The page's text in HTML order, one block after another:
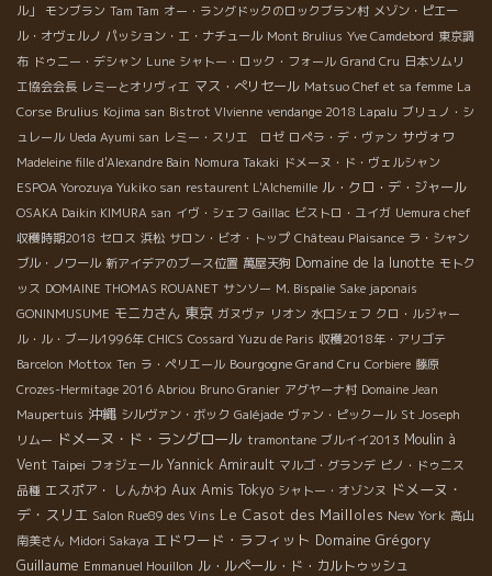
ル」
モンブラン Tam Tam オー・ラングドックのロックブラン村 メゾン・ピエー
ル・オヴェルノ パッション・エ・ナチュール Mont Brulius Yve Camdebord 東京調
布 ドゥニー・デシャン Lune シャトー・ロック・フォール Grand Cru 日本ソムリ
エ協会会長 レミーとオリヴィエ マス・ぺリセール Matsuo Chef et sa femme La
Corse Brulius Kojima san Bistrot VIvienne vendange 2018 Lapalu ブリュノ・シ
ュレール Ueda Ayumi san レミー・スリエ ロゼ ロペラ・デ・ヴァン サヴォワ
Madeleine fille d'Alexandre Bain Nomura Takaki ドメーヌ・ド・ヴェルシャン
ESPOA Yorozuya Yukiko san restaurent L'Alchemille ル・クロ・デ・ジャール
OSAKA Daikin KIMURA san イヴ・シェフ Gaillac ビストロ・ユイガ Uemura chef
収穫時期2018 セロス 浜松 サロン・ビオ・トップ Château Plaisance ラ・シャン
ブル・ノワール 新アイデアのブース位置 萬屋天狗 Domaine de la lunotte モトク
ッス DOMAINE THOMAS ROUANET サンソー M. Bispalie Sake japonais
GONINMUSUME モニカさん 東京 ガヌヴァ リオン 水口シェフ クロ・ルジャー
ル・ル・ブール1996年 CHICS Cossard Yuzu de Paris 収穫2018年・アリゴテ
Barcelon Mottox Ten ラ・ペリエール Bourgogne Grand Cru Corbiere 藤原
Crozes-Hermitage 2016 Abriou Bruno Granier アグヤーナ村 Domaine Jean
Maupertuis 沖縄 シルヴァン・ボック Galéjade ヴァン・ピックール St Joseph
リムー ドメーヌ・ド・ラングロール tramontane ブルイイ2013 Moulin à
Vent Taipei フォジェール Yannick Amirault マルゴ・グランデ ピノ・ドゥニス
品種 エスポア・ しんかわ Aux Amis Tokyo シャトー・オゾンヌ ドメーヌ・
デ・スリエ Salon Rue89 des Vins Le Casot des Mailloles New York 高山
南美さん Midori Sakaya エドワード・ラフィット Domaine Grégory
Guillaume Emmanuel Houillon ル・ルペール・ド・カルトゥッシュ